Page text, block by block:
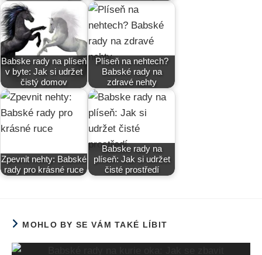
Babske rady na plíseň
v byte: Jak si udržet
čistý domov
Plíseň na nehtech?
Babské rady na
zdravé nehty
Zpevnit nehty: Babské
rady pro krásné ruce
Babske rady na
plíseň: Jak si udržet
čisté prostředí
MOHLO BY SE VÁM TAKÉ LÍBIT